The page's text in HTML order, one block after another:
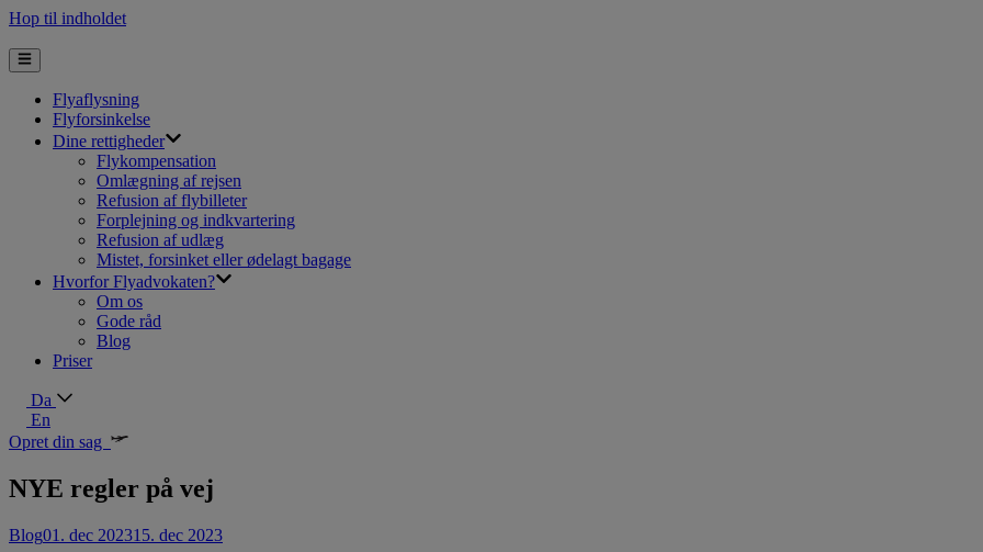
Hop til indholdet
Flyaflysning
Flyforsinkelse
Dine rettigheder
Flykompensation
Omlægning af rejsen
Refusion af flybilleter
Forplejning og indkvartering
Refusion af udlæg
Mistet, forsinket eller ødelagt bagage
Hvorfor Flyadvokaten?
Om os
Gode råd
Blog
Priser
Da
En
Opret din sag
NYE regler på vej
Blog01. dec 202315. dec 2023